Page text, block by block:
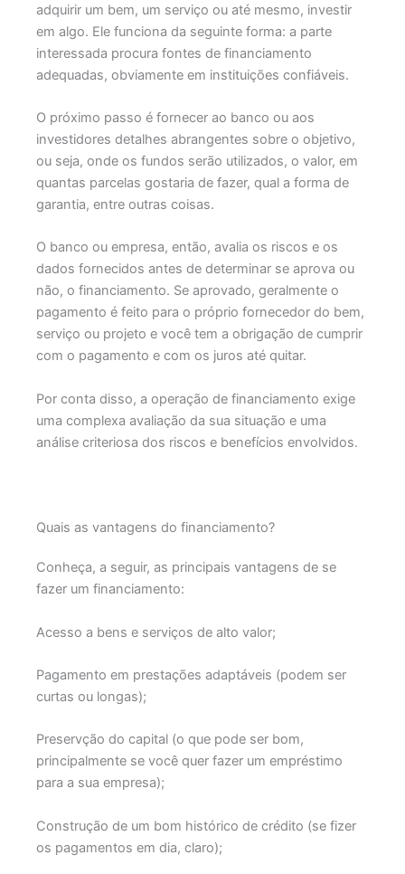
adquirir um bem, um serviço ou até mesmo, investir
em algo. Ele funciona da seguinte forma: a parte
interessada procura fontes de financiamento
adequadas, obviamente em instituições confiáveis.
O próximo passo é fornecer ao banco ou aos
investidores detalhes abrangentes sobre o objetivo,
ou seja, onde os fundos serão utilizados, o valor, em
quantas parcelas gostaria de fazer, qual a forma de
garantia, entre outras coisas.
O banco ou empresa, então, avalia os riscos e os
dados fornecidos antes de determinar se aprova ou
não, o financiamento. Se aprovado, geralmente o
pagamento é feito para o próprio fornecedor do bem,
serviço ou projeto e você tem a obrigação de cumprir
com o pagamento e com os juros até quitar.
Por conta disso, a operação de financiamento exige
uma complexa avaliação da sua situação e uma
análise criteriosa dos riscos e benefícios envolvidos.
Quais as vantagens do financiamento?
Conheça, a seguir, as principais vantagens de se
fazer um financiamento:
Acesso a bens e serviços de alto valor;
Pagamento em prestações adaptáveis (podem ser
curtas ou longas);
Preservção do capital (o que pode ser bom,
principalmente se você quer fazer um empréstimo
para a sua empresa);
Construção de um bom histórico de crédito (se fizer
os pagamentos em dia, claro);